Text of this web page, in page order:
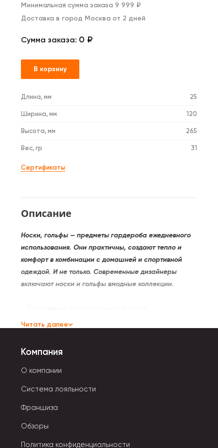
Минимальная сумма заказа 9 999 ₽
Доставка в город Москва от 2 дней
Сумма заказа: 0 ₽
В корзину
Длина, мм 25
Ширина, мм 120
Высота, мм 265
Вес, гр 31
Сертификаты
Описание
Носки, гольфы — предметы гардероба ежедневного
использования. Они практичны, создают тепло и
комфорт в комбинации с домашней и спортивной
одеждой. И не только. Современные дизайнеры
включают носки и гольфы вмодные коллекции.
предназначены для ношения с кедами, кроссовками.
- Гольфы достают до уровня колен. Помогают
создавать стильный спортивный образ.
Материал для носков и гольфов применяется самый
разный.Ткань должна быть высококачественной,
натурального и синтетического волокна должно
составлять 80:20. Двухслойная структура чулочно-
Читать далее
Компания
О компании
Система лояльности
Франшиза
Обзоры
Политика конфиденциальности